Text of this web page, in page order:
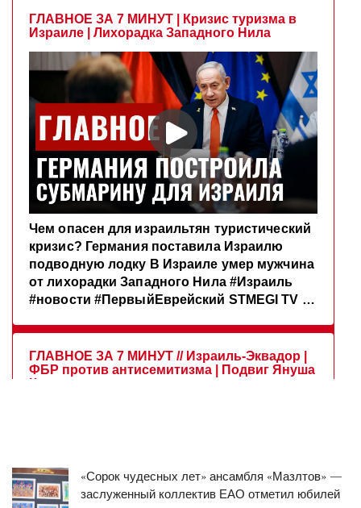
«Сорок чудесных лет» ансамбля «Мазлтов» —
заслуженный коллектив ЕАО отметил юбилей